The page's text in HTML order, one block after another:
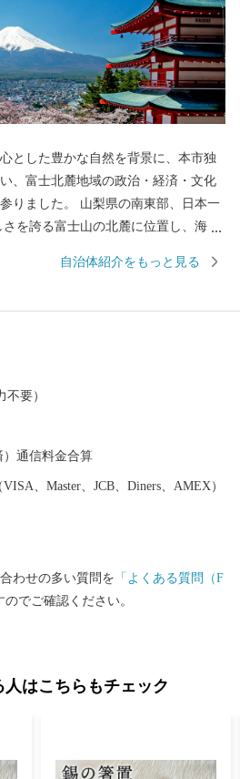
とした豊かな自然を背景に、本市独
、富士北麓地域の政治・経済・文化
りました。 山梨県の南東部、日本一
を誇る富士山の北麓に位置し、海抜
文化の面影が今も残されています。
自治体紹介をもっと見る
不要）
）通信料金合算
、Master、JCB、Diners、AMEX）
わせの多い質問を 「よくある質問（F
でご確認ください。
はこちらもチェック